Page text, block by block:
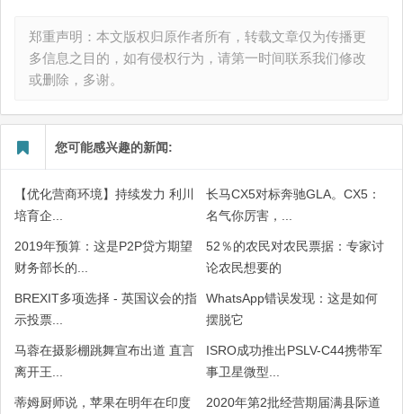
郑重声明：本文版权归原作者所有，转载文章仅为传播更
多信息之目的，如有侵权行为，请第一时间联系我们修改
或删除，多谢。
您可能感兴趣的新闻:
【优化营商环境】持续发力 利川
培育企...
长马CX5对标奔驰GLA。CX5：
名气你厉害，...
2019年预算：这是P2P贷方期望
财务部长的...
52％的农民对农民票据：专家讨
论农民想要的
BREXIT多项选择 - 英国议会的指
示投票...
WhatsApp错误发现：这是如何
摆脱它
马蓉在摄影棚跳舞宣布出道 直言
离开王...
ISRO成功推出PSLV-C44携带军
事卫星微型...
蒂姆厨师说，苹果在明年在印度 2020年第2批经营期届满县际道